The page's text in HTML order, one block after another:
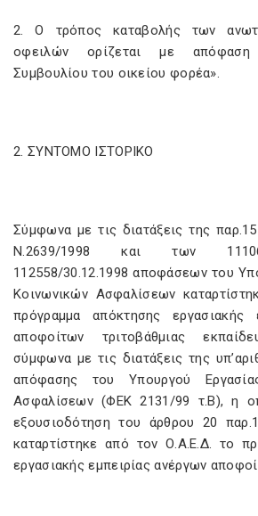
2. Ο τρόπος καταβολής των
οφειλών ορίζεται με απόφαση
Συμβουλίου του οικείου φορέα».
2. ΣΥΝΤΟΜΟ ΙΣΤΟΡΙΚΟ
Σύμφωνα με τις διατάξεις της
Ν.2639/1998 και των
112558/30.12.1998 αποφάσεων του
Κοινωνικών Ασφαλίσεων
πρόγραμμα απόκτησης εργασιακής
αποφοίτων τριτοβάθμιας
σύμφωνα με τις διατάξεις της
απόφασης του Υπουργού
Ασφαλίσεων (ΦΕΚ 2131/99 τ.Β), η
εξουσιοδότηση του άρθρου 20
καταρτίστηκε από τον Ο.Α.Ε.Δ. το
εργασιακής εμπειρίας ανέργων